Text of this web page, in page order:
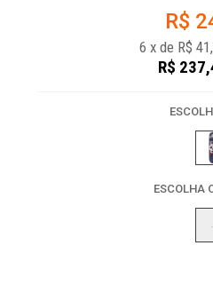
R$
6 x de R$
R$
ESCOLHA
-